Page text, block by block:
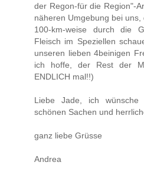
der Regon-für die Region"-
näheren Umgebung bei
100-km-weise durch die
Fleisch im Speziellen
unseren lieben 4beinigen
ich hoffe, der Rest der
ENDLICH mal!!)
Liebe Jade, ich
schönen Sachen und
ganz liebe Grüsse
Andrea